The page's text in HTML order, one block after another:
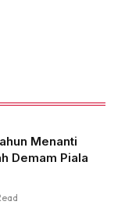
Menanti
Demam Piala